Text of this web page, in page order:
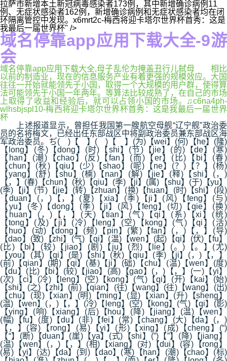
拉萨市新增本土新冠病毒感染者173例，其中新增确诊病例11
例、无症状感染者162例，新增确诊病例和无症状感染者均在闭
环隔离管控中发现。x6mrt2c-梅西将迎卡塔尔世界杯首秀：这是
我最后一届世界杯" />
域名停靠app应用下载大全-9游
会
域名停靠app应用下载大全,母子乱伦为掩盖丑行儿弑母 相比
以前的制造业，现在的信息服务产业有着更强的规模效应。大国
往往一开始就能领先于小国，取得一个大规模的用户群，使得算
法可能领先于小国一年两年。等算法比较成熟了，在自己的市场
上取得了收益和经验后，就可以占领小国的市场。♫c6na4ph-
wlhsbjspl10-梅西将迎卡塔尔世界杯首秀：这是我最后一届世界
杯
上述报道显示，曾担任我国第一艘航空母舰“辽宁舰”政治委
员的名将梅文，已经出任东部战区中将副政治委员兼东部战区海
军政治委员。ぢ( )【 】( )【 】(为)【wei】(何)【he】(隆)
【long】(冬)【dong】(时)【shi】(节)【jie】(的)【de】(寒)
【han】(潮)【chao】(反)【fan】(而)【er】(比)【bi】(春)
【chun】(秋)【qiu】(少)【shao】(呢)【ne】(？)【？】(杨)
【yang】(舒)【shu】(楠)【nan】(解)【jie】(释)【shi】(，)
【，】(春)【chun】(秋)【qiu】(季)【ji】(属)【shu】(于)【yu】
(季)【ji】(节)【jie】(转)【zhuan】(换)【huan】(时)【shi】(段)
【duan】(，)【，】(夏)【xia】(季)【ji】(风)【feng】(与)
【yu】(冬)【dong】(季)【ji】(风)【feng】(切)【qie】(换)
【huan】(，)【，】(天)【tian】(气)【qi】(系)【xi】(统)
【tong】(及)【ji】(冷)【leng】(空)【kong】(气)【qi】(活)
【huo】(动)【dong】(频)【pin】(繁)【fan】(，)【，】(导)
【dao】(致)【zhi】(气)【qi】(温)【wen】(起)【qi】(伏)【fu】
(比)【bi】(较)【jiao】(剧)【ju】(烈)【lie】(。)【。】(尤)
【you】(其)【qi】(是)【shi】(秋)【qiu】(季)【ji】(，)【，】
(前)【qian】(期)【qi】(基)【ji】(础)【chu】(温)【wen】(度)
【du】(比)【bi】(较)【jiao】(高)【gao】(，)【，】(一)【yi】
(次)【ci】(冷)【leng】(空)【kong】(气)【qi】(开)【kai】(始)
【shi】(之)【zhi】(前)【qian】(往)【wang】(往)【wang】(出)
【chu】(现)【xian】(明)【ming】(显)【xian】(升)【sheng】
(温)【wen】(，)【，】(冷)【leng】(空)【kong】(气)【qi】(影)
【ying】(响)【xiang】(后)【hou】(降)【jiang】(温)【wen】
(幅)【fu】(度)【du】(非)【fei】(常)【chang】(大)【da】(，)
【，】(容)【rong】(易)【yi】(形)【xing】(成)【cheng】(“)
【“】(断)【duan】(崖)【ya】(式)【shi】(”)【”】(降)【jiang】
(温)【wen】(，)【，】(相)【xiang】(对)【dui】(容)【rong】
(易)【yi】(达)【da】(到)【dao】(寒)【han】(潮)【chao】(标)